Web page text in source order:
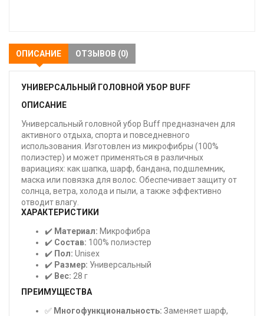
ОПИСАНИЕ ОТЗЫВОВ (0)
УНИВЕРСАЛЬНЫЙ ГОЛОВНОЙ УБОР BUFF
ОПИСАНИЕ
Универсальный головной убор Buff предназначен для
активного отдыха, спорта и повседневного
использования. Изготовлен из микрофибры (100%
полиэстер) и может применяться в различных
вариациях: как шапка, шарф, бандана, подшлемник,
маска или повязка для волос. Обеспечивает защиту от
солнца, ветра, холода и пыли, а также эффективно
отводит влагу.
ХАРАКТЕРИСТИКИ
✔️ Материал: Микрофибра
✔️ Состав: 100% полиэстер
✔️ Пол: Unisex
✔️ Размер: Универсальный
✔️ Вес: 28 г
ПРЕИМУЩЕСТВА
✅ Многофункциональность: Заменяет шарф,